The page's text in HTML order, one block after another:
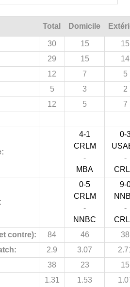
Total Domicile
30 15
15
29 15
14
12 7
5
5 3
2
12 5 7
4-1
CRLM
-
MBA
0-
-
0-5
CRLM
-
NNBC
9-
-
contre):
84 46
38
2.9 3.07
38 23
15
1.31 1.53